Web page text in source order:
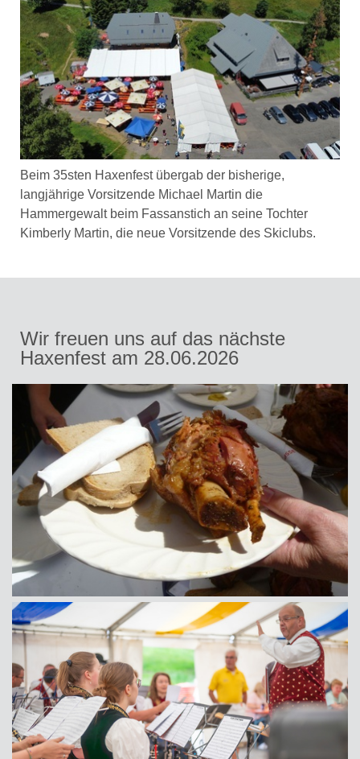
Beim 35sten Haxenfest übergab der bisherige,
langjährige Vorsitzende Michael Martin die
Hammergewalt beim Fassanstich an seine Tochter
Kimberly Martin, die neue Vorsitzende des Skiclubs.
Wir freuen uns auf das nächste
Haxenfest am 28.06.2026